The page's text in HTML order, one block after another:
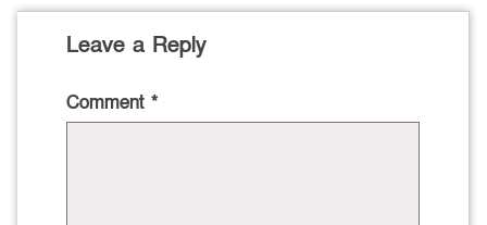
Leave a Reply
Comment *